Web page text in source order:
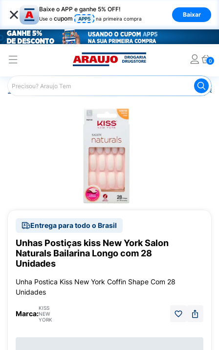
× Baixe o APP e ganhe 5% OFF!
Use o cupom APP5 na primeira compra
Baixar
0
Araujo Beleza e Cuidados
Entrega para todo o Brasil
Unhas Postiças kiss New York Salon
Naturals Bailarina Longo com 28
Unidades
Unha Postica Kiss New York Coffin Shape Com 28
Unidades
Marca:
KISS
NEW
YORK